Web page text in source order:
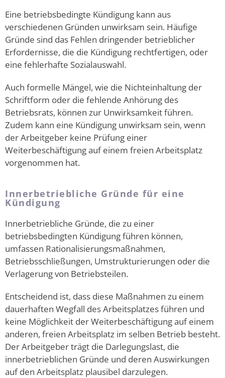
Eine betriebsbedingte Kündigung kann aus
verschiedenen Gründen unwirksam sein. Häufige
Gründe sind das Fehlen dringender betrieblicher
Erfordernisse, die die Kündigung rechtfertigen, oder
eine fehlerhafte Sozialauswahl.
Auch formelle Mängel, wie die Nichteinhaltung der
Schriftform oder die fehlende Anhörung des
Betriebsrats, können zur Unwirksamkeit führen.
Zudem kann eine Kündigung unwirksam sein, wenn
der Arbeitgeber keine Prüfung einer
Weiterbeschäftigung auf einem freien Arbeitsplatz
vorgenommen hat.
Innerbetriebliche Gründe für eine
Kündigung
Innerbetriebliche Gründe, die zu einer
betriebsbedingten Kündigung führen können,
umfassen Rationalisierungsmaßnahmen,
Betriebsschließungen, Umstrukturierungen oder die
Verlagerung von Betriebsteilen.
Entscheidend ist, dass diese Maßnahmen zu einem
dauerhaften Wegfall des Arbeitsplatzes führen und
keine Möglichkeit der Weiterbeschäftigung auf einem
anderen, freien Arbeitsplatz im selben Betrieb besteht.
Der Arbeitgeber trägt die Darlegungslast, die
innerbetrieblichen Gründe und deren Auswirkungen
auf den Arbeitsplatz plausibel darzulegen.